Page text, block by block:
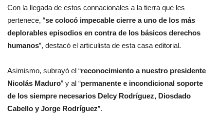
Con la llegada de estos connacionales a la tierra que les
pertenece, “se colocó impecable cierre a uno de los más
deplorables episodios en contra de los básicos derechos
humanos”, destacó el articulista de esta casa editorial.
Asimismo, subrayó el “reconocimiento a nuestro presidente
Nicolás Maduro” y al “permanente e incondicional soporte
de los siempre necesarios Delcy Rodríguez, Diosdado
Cabello y Jorge Rodríguez”.